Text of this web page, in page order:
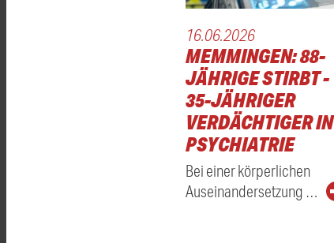
16.06.2026
MEMMINGEN: 88-
JÄHRIGE STIRBT -
35-JÄHRIGER
VERDÄCHTIGER IN
PSYCHIATRIE
Bei einer körperlichen
Auseinandersetzung …